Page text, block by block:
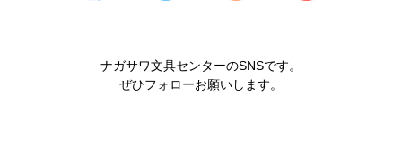
ナガサワ文具センターのSNSです。
ぜひフォローお願いします。